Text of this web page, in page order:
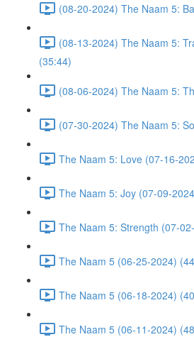
(08-20-2024) The Naam 5:
(08-13-2024) The Naam 5:
(35:44)
(08-06-2024) The Naam 5:
(07-30-2024) The Naam 5:
The Naam 5: Love (07-16-
The Naam 5: Joy (07-09-
The Naam 5: Strength (07-
The Naam 5 (06-25-2024)
The Naam 5 (06-18-2024)
The Naam 5 (06-11-2024)